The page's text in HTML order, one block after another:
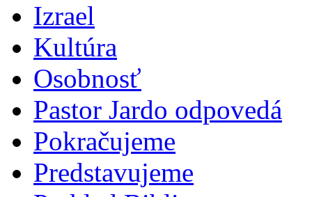
Izrael
Kultúra
Osobnosť
Pastor Jardo odpovedá
Pokračujeme
Predstavujeme